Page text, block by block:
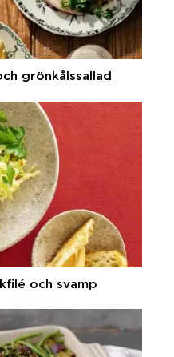
grönkålssallad
och svamp